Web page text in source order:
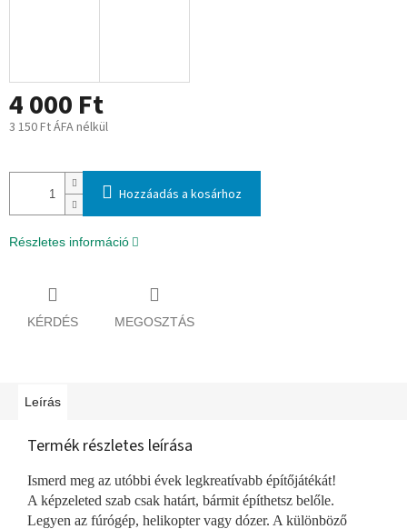
4 000 Ft
3 150 Ft ÁFA nélkül
Hozzáadás a kosárhoz
Részletes információ
KÉRDÉS MEGOSZTÁS
Leírás
Termék részletes leírása
Ismerd meg az utóbbi évek legkreatívabb építőjátékát!
A képzeleted szab csak határt, bármit építhetsz belőle.
Legyen az fúrógép, helikopter vagy dózer. A különböző